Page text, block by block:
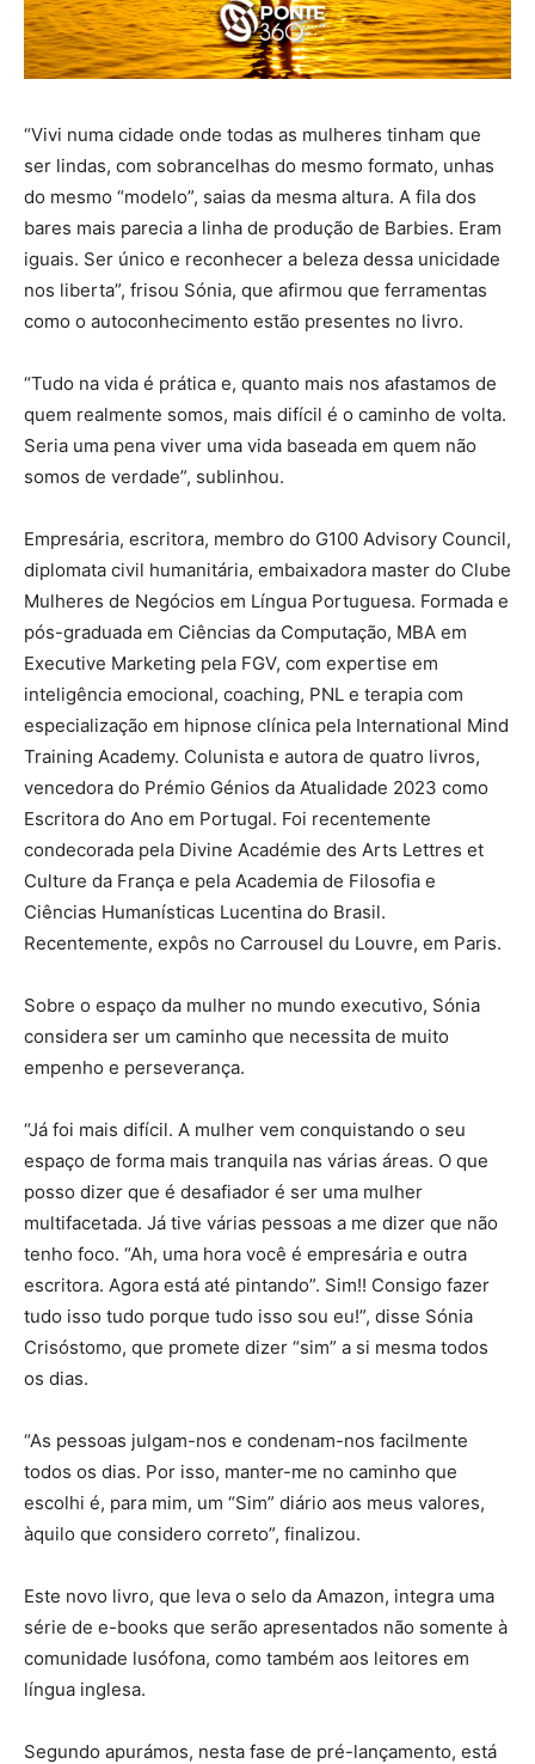
“Vivi numa cidade onde todas as mulheres tinham que
ser lindas, com sobrancelhas do mesmo formato, unhas
do mesmo “modelo”, saias da mesma altura. A fila dos
bares mais parecia a linha de produção de Barbies. Eram
iguais. Ser único e reconhecer a beleza dessa unicidade
nos liberta”, frisou Sónia, que afirmou que ferramentas
como o autoconhecimento estão presentes no livro.
“Tudo na vida é prática e, quanto mais nos afastamos de
quem realmente somos, mais difícil é o caminho de volta.
Seria uma pena viver uma vida baseada em quem não
somos de verdade”, sublinhou.
Empresária, escritora, membro do G100 Advisory Council,
diplomata civil humanitária, embaixadora master do Clube
Mulheres de Negócios em Língua Portuguesa. Formada e
pós-graduada em Ciências da Computação, MBA em
Executive Marketing pela FGV, com expertise em
inteligência emocional, coaching, PNL e terapia com
especialização em hipnose clínica pela International Mind
Training Academy. Colunista e autora de quatro livros,
vencedora do Prémio Génios da Atualidade 2023 como
Escritora do Ano em Portugal. Foi recentemente
condecorada pela Divine Académie des Arts Lettres et
Culture da França e pela Academia de Filosofia e
Ciências Humanísticas Lucentina do Brasil.
Recentemente, expôs no Carrousel du Louvre, em Paris.
Sobre o espaço da mulher no mundo executivo, Sónia
considera ser um caminho que necessita de muito
empenho e perseverança.
“Já foi mais difícil. A mulher vem conquistando o seu
espaço de forma mais tranquila nas várias áreas. O que
posso dizer que é desafiador é ser uma mulher
multifacetada. Já tive várias pessoas a me dizer que não
tenho foco. “Ah, uma hora você é empresária e outra
escritora. Agora está até pintando”. Sim!! Consigo fazer
tudo isso tudo porque tudo isso sou eu!”, disse Sónia
Crisóstomo, que promete dizer “sim” a si mesma todos
os dias.
“As pessoas julgam-nos e condenam-nos facilmente
todos os dias. Por isso, manter-me no caminho que
escolhi é, para mim, um “Sim” diário aos meus valores,
àquilo que considero correto”, finalizou.
Este novo livro, que leva o selo da Amazon, integra uma
série de e-books que serão apresentados não somente à
comunidade lusófona, como também aos leitores em
língua inglesa.
Segundo apurámos, nesta fase de pré-lançamento, está